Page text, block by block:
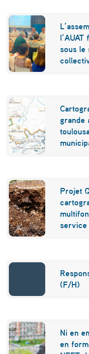
m
e
n
t
l
i
m
a
t
i
q
u
e
r
n
f
sous le
grande
Projet
(F/H)
Ni en
en